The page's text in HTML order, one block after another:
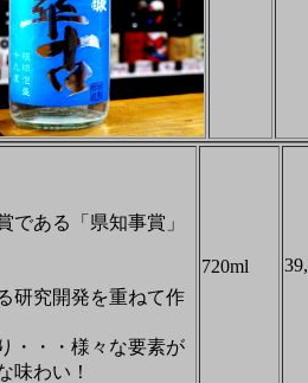
である「県知事賞」
研究開発を重ねて作
・・・様々な要素が
味わい！
720ml